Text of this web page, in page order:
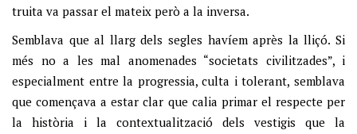
truita va passar el mateix però a la inversa.
Semblava que al llarg dels segles havíem après la lliçó. Si
més no a les mal anomenades “societats civilitzades”, i
especialment entre la progressia, culta i tolerant, semblava
que començava a estar clar que calia primar el respecte per
la història i la contextualització dels vestigis que la